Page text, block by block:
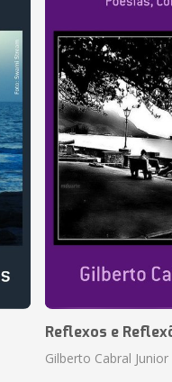
Reflexos e
Gilberto Cabral Junior